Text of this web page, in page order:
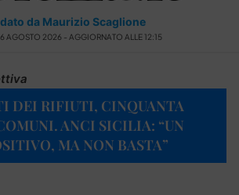
da Maurizio Scaglione
AGOSTO 2026 - AGGIORNATO ALLE 12:15
DEI RIFIUTI, CINQUANTA
ANCI SICILIA: “UN
MA NON BASTA”